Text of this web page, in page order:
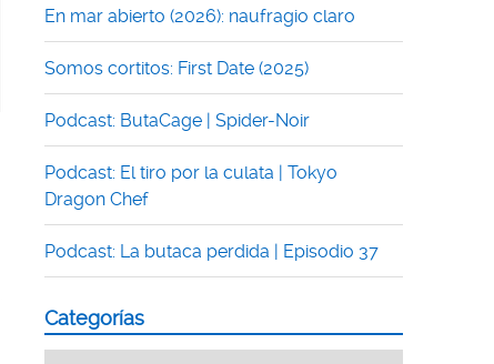
En mar abierto (2026): naufragio claro
Somos cortitos: First Date (2025)
Podcast: ButaCage | Spider-Noir
Podcast: El tiro por la culata | Tokyo
Dragon Chef
Podcast: La butaca perdida | Episodio 37
Categorías